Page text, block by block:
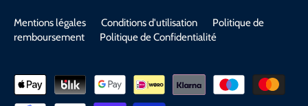
Mentions légales Conditions d'utilisation
Politique de
remboursement
Politique de Confidentialité